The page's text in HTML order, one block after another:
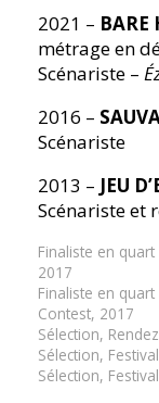
2021 –
métrage en
Scénariste –
2016 –
Scénariste
2013 – JEU
Scénariste et
Finaliste en
2017
Finaliste en
Contest, 2017
Sélection,
Sélection,
Sélection,